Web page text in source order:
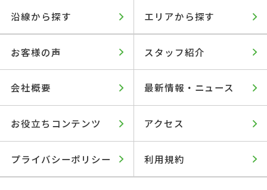
沿線から探す エリアから探す
お客様の声 スタッフ紹介
会社概要 最新情報・ニュース
お役立ちコンテンツ アクセス
プライバシーポリシー 利用規約